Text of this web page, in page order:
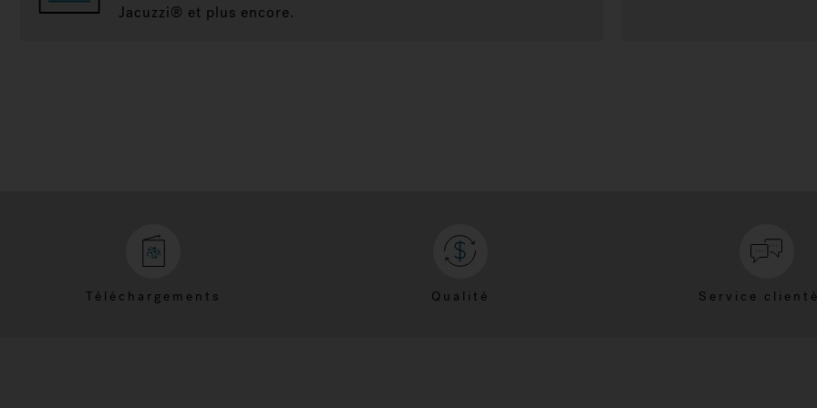
Jacuzzi® et plus encore.
Téléchargements Qualité Service